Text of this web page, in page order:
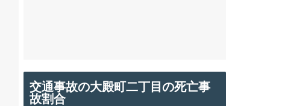
交通事故の大殿町二丁目の死亡事
故割合